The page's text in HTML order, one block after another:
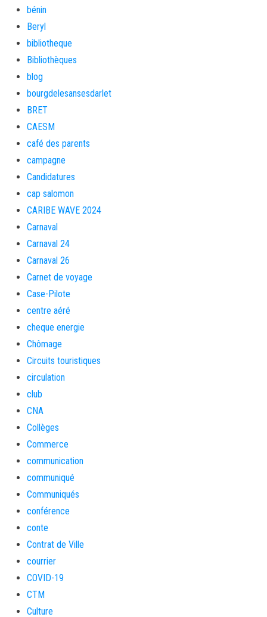
bénin
Beryl
bibliotheque
Bibliothèques
blog
bourgdelesansesdarlet
BRET
CAESM
café des parents
campagne
Candidatures
cap salomon
CARIBE WAVE 2024
Carnaval
Carnaval 24
Carnaval 26
Carnet de voyage
Case-Pilote
centre aéré
cheque energie
Chômage
Circuits touristiques
circulation
club
CNA
Collèges
Commerce
communication
communiqué
Communiqués
conférence
conte
Contrat de Ville
courrier
COVID-19
CTM
Culture